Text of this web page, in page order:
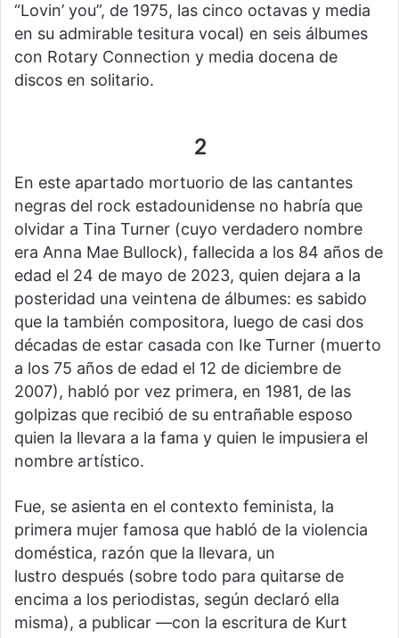
“Lovin’ you”, de 1975, las cinco octavas y media
en su admirable tesitura vocal) en seis álbumes
con Rotary Connection y media docena de
discos en solitario.
2
En este apartado mortuorio de las cantantes
negras del rock estadounidense no habría que
olvidar a Tina Turner (cuyo verdadero nombre
era Anna Mae Bullock), fallecida a los 84 años de
edad el 24 de mayo de 2023, quien dejara a la
posteridad una veintena de álbumes: es sabido
que la también compositora, luego de casi dos
décadas de estar casada con Ike Turner (muerto
a los 75 años de edad el 12 de diciembre de
2007), habló por vez primera, en 1981, de las
golpizas que recibió de su entrañable esposo
quien la llevara a la fama y quien le impusiera el
nombre artístico.
Fue, se asienta en el contexto feminista, la
primera mujer famosa que habló de la violencia
doméstica, razón que la llevara, un
lustro después (sobre todo para quitarse de
encima a los periodistas, según declaró ella
misma), a publicar —con la escritura de Kurt